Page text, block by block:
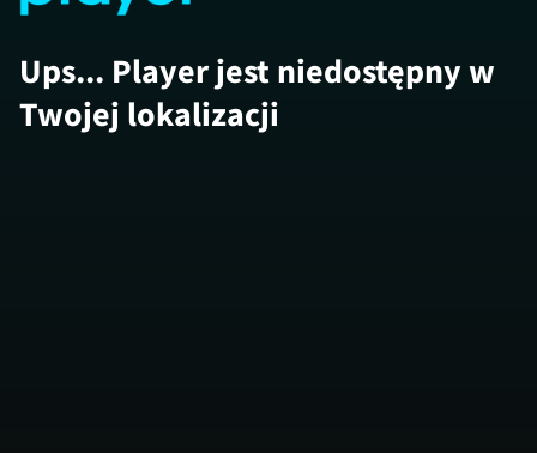
Ups... Player jest niedostępny w
Twojej lokalizacji